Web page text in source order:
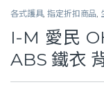
各式護具,指定折扣商品,
I-M 愛民
ABS 鐵衣